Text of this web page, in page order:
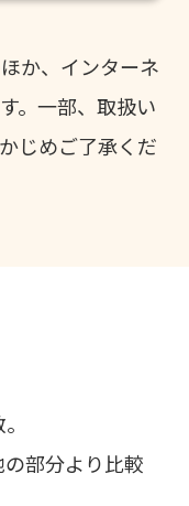
か、インターネ
。一部、取扱い
じめご了承くだ
部分より比較